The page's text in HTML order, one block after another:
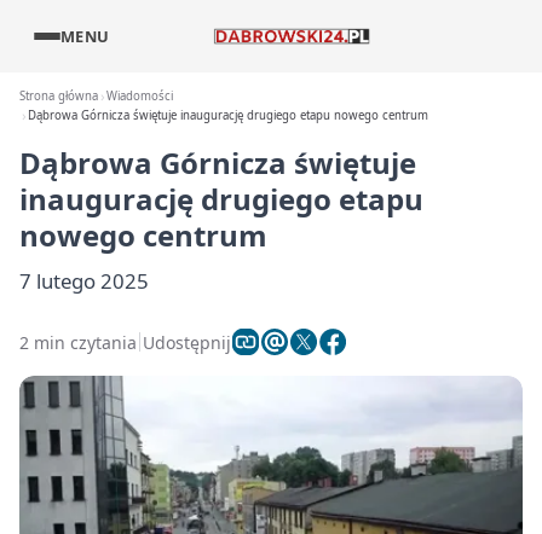
MENU
Strona główna Wiadomości
Dąbrowa Górnicza świętuje inaugurację drugiego etapu nowego centrum
Dąbrowa Górnicza świętuje
inaugurację drugiego etapu
nowego centrum
7 lutego 2025
2 min czytania Udostępnij